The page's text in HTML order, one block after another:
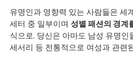
유명인과 영향력 있는 사람들은 세
세터 중 일부이며 성별 패션의 경계
식으로. 당신은 아마도 남성 유명인
세서리 등 전통적으로 여성과 관련